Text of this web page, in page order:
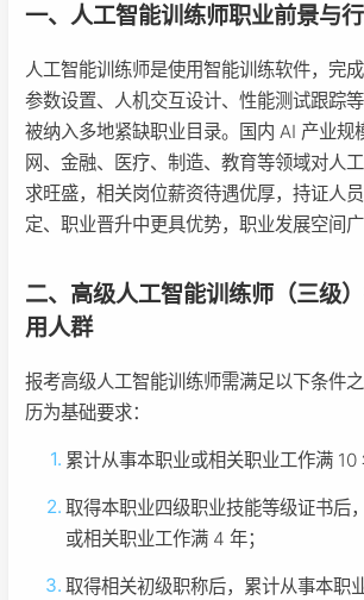
一、人工智能训练师职业前景与
人工智能训练师是使用智能训练软件，完
参数设置、人机交互设计、性能测试跟踪
被纳入多地紧缺职业目录。国内 AI 产业规
网、金融、医疗、制造、教育等领域对人
求旺盛，相关岗位薪资待遇优厚，持证人
定、职业晋升中更具优势，职业发展空间广
二、高级人工智能训练师（三级
用人群
报考高级人工智能训练师需满足以下条件
历为基础要求：
累计从事本职业或相关职业工作满 10
取得本职业四级职业技能等级证书后
或相关职业工作满 4 年；
取得相关初级职称后，累计从事本职